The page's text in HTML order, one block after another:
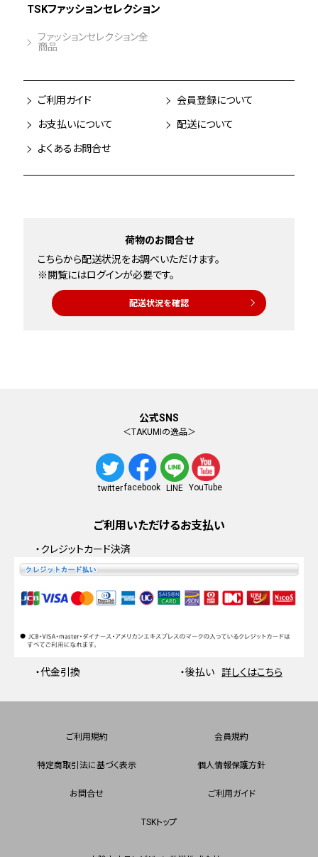
TSKファッションセレクション
ファッションセレクション全
商品
ご利用ガイド 会員登録について
お支払いについて 配送について
よくあるお問合せ
荷物のお問合せ
こちらから配送状況をお調べいただけます。
※閲覧にはログインが必要です。
配送状況を確認
公式SNS
＜TAKUMIの逸品＞
twitterfacebook LINE YouTube
ご利用いただけるお支払い
・クレジットカード決済
・代金引換 ・後払い 詳しくはこちら
ご利用規約 会員規約
特定商取引法に基づく表示 個人情報保護方針
お問合せ ご利用ガイド
TSKトップ